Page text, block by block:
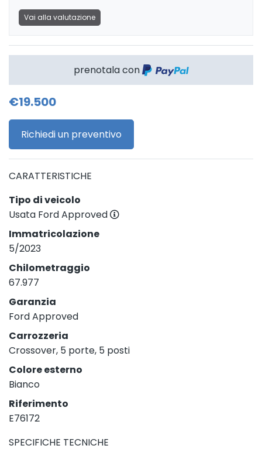
Vai alla valutazione
prenotala con
€19.500
Richiedi un preventivo
CARATTERISTICHE
Tipo di veicolo
Usata Ford Approved
Immatricolazione
5/2023
Chilometraggio
67.977
Garanzia
Ford Approved
Carrozzeria
Crossover, 5 porte, 5 posti
Colore esterno
Bianco
Riferimento
E76172
SPECIFICHE TECNICHE